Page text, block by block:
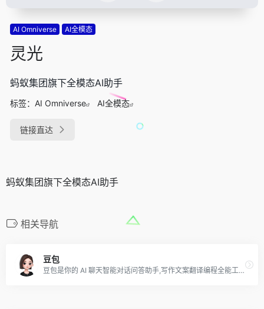
AI Omniverse AI全模态
灵光
蚂蚁集团旗下全模态AI助手
标签： AI Omniverse AI全模态
链接直达
蚂蚁集团旗下全模态AI助手
相关导航
豆包
豆包是你的 AI 聊天智能对话问答助手,写作文案翻译编程全能工具。豆包为你答疑解惑,提供灵感,辅助创作,也可以和你畅聊任何你感兴趣的话题。